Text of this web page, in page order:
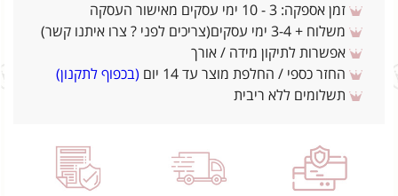
זמן אספקה: 3 - 10 ימי עסקים מאישור העסקה
משלוח + 3-4 ימי עסקים(צריכים לפני ? צרו איתנו קשר)
אפשרות לתיקון מידה / אורך
החזר כספי / החלפת מוצר עד 14 יום
(בכפוף לתקנון)
תשלומים ללא ריבית